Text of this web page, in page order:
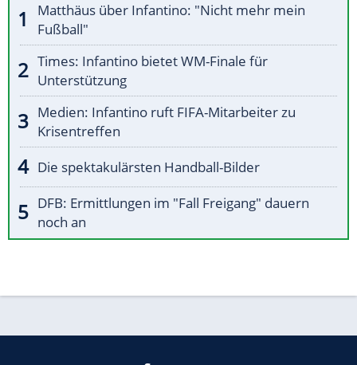
Matthäus über Infantino: "Nicht mehr mein
Fußball"
Times: Infantino bietet WM-Finale für
Unterstützung
Medien: Infantino ruft FIFA-Mitarbeiter zu
Krisentreffen
Die spektakulärsten Handball-Bilder
DFB: Ermittlungen im "Fall Freigang" dauern
noch an